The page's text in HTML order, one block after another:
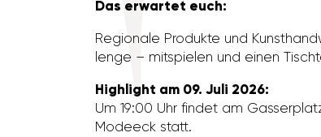
Das erwartet euch:
Regio­nale Produkte und
lenge – mitspielen und einen
High­light am 09. Juli 2026:
Um 19:00 Uhr findet am
Modeeck statt.